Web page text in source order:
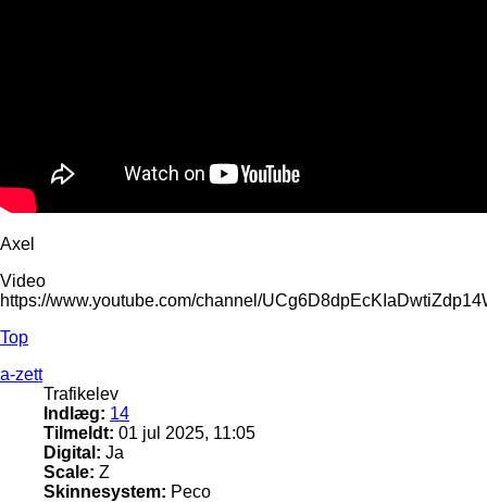
Axel
Video
https://www.youtube.com/channel/
Top
a-zett
Trafikelev
Indlæg: 14
Tilmeldt: 01 jul 2025, 11:05
Digital: Ja
Scale: Z
Skinnesystem: Peco